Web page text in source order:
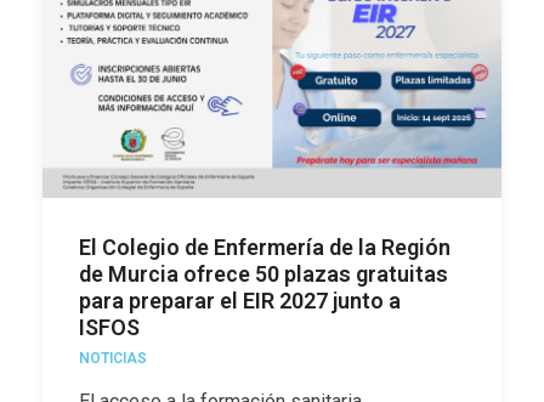
El Colegio de Enfermería de la Región
de Murcia ofrece 50 plazas gratuitas
para preparar el EIR 2027 junto a
ISFOS
NOTICIAS